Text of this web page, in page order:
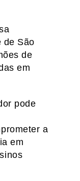
de São
de
em
pode
a
em